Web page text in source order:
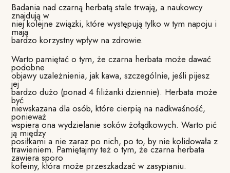
Badania nad czarną herbatą stale trwają, a naukowcy
znajdują w
niej kolejne związki, które występują tylko w tym napoju i
mają
bardzo korzystny wpływ na zdrowie.
Warto pamiętać o tym, że czarna herbata może dawać
podobne
objawy uzależnienia, jak kawa, szczególnie, jeśli pijesz
jej
bardzo dużo (ponad 4 filiżanki dziennie). Herbata może
być
niewskazana dla osób, które cierpią na nadkwaśność,
ponieważ
wspiera ona wydzielanie soków żołądkowych. Warto pić
ją między
posiłkami a nie zaraz po nich, po to, by nie kolidowała z
trawieniem. Pamiętajmy też o tym, że czarna herbata
zawiera sporo
kofeiny, która może przeszkadzać w zasypianiu.